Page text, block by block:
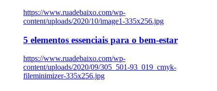
https://www.ruadebaixo.com/wp-
content/uploads/2020/10/image1-335x256.jpg
5 elementos essenciais para o bem-estar
https://www.ruadebaixo.com/wp-
content/uploads/2020/09/305_501-93_019_cmyk-
fileminimizer-335x256.jpg